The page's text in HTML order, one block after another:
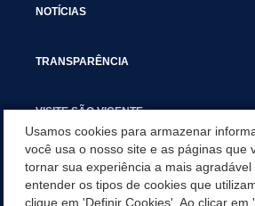
NOTÍCIAS
TRANSPARÊNCIA
VISITE SÃO VICENTE
SÃO VICENTE REFORÇA REDE DE
Usamos cookies para armazenar
você usa o nosso site e as páginas que
tornar sua experiência a mais agradável
entender os tipos de cookies que
clique em 'Definir Cookies'. Ao clicar em